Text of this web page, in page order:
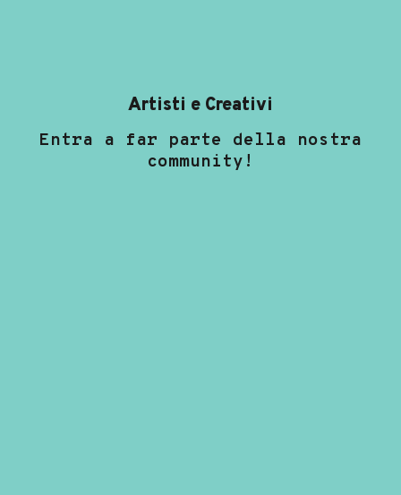
Artisti e Creativi
Entra a far parte della nostra
community!